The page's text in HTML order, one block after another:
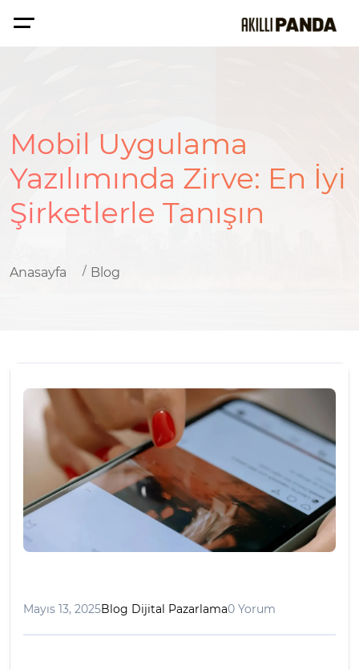
Mobil Uygulama
Yazılımında Zirve: En İyi
Şirketlerle Tanışın
Anasayfa Blog
Mayıs 13, 2025Blog Dijital Pazarlama0 Yorum